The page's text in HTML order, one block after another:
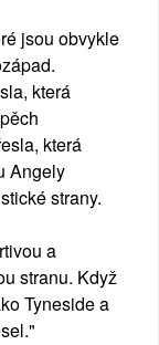
jsou obvykle
která
která
Angely
strany.
a
stranu. Když
Tyneside a